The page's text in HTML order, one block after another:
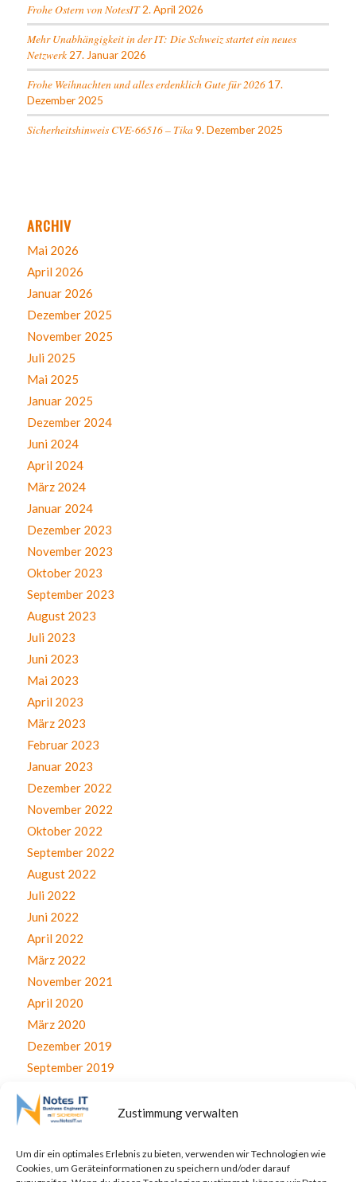
Zustimmung verwalten
Um dir ein optimales Erlebnis zu bieten, verwenden wir Technologien wie
Cookies, um Geräteinformationen zu speichern und/oder darauf
Frohe Ostern von NotesIT 2. April 2026
Mehr Unabhängigkeit in der IT: Die Schweiz startet ein neues
Netzwerk 27. Januar 2026
Frohe Weihnachten und alles erdenklich Gute für 2026 17.
Dezember 2025
Sicherheitshinweis CVE-66516 – Tika 9. Dezember 2025
ARCHIV
Mai 2026
April 2026
Januar 2026
Dezember 2025
November 2025
Juli 2025
Mai 2025
Januar 2025
Dezember 2024
Juni 2024
April 2024
März 2024
Januar 2024
Dezember 2023
November 2023
Oktober 2023
September 2023
August 2023
Juli 2023
Juni 2023
Mai 2023
April 2023
März 2023
Februar 2023
Januar 2023
Dezember 2022
November 2022
Oktober 2022
September 2022
August 2022
Juli 2022
Juni 2022
April 2022
März 2022
November 2021
April 2020
März 2020
Dezember 2019
September 2019
Juli 2019
April 2019
November 2017